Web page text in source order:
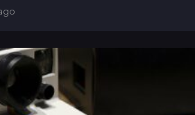
a
r